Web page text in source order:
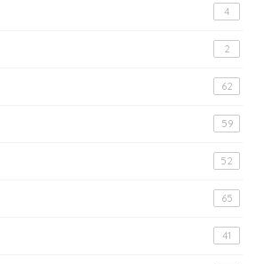
4
2
62
59
52
65
41